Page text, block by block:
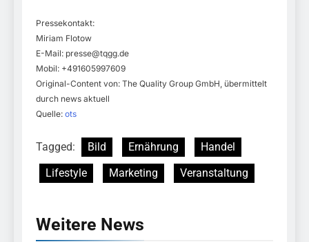
Pressekontakt:
Miriam Flotow
E-Mail: presse@tqgg.de
Mobil: +491605997609
Original-Content von: The Quality Group GmbH, übermittelt
durch news aktuell
Quelle: ots
Tagged: Bild Ernährung
Handel
Lifestyle
Marketing Veranstaltung
Weitere News